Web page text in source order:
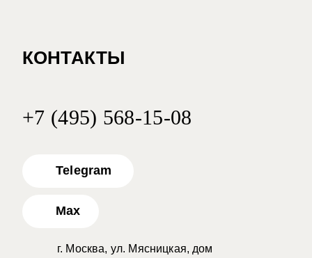
КОНТАКТЫ
+7 (495) 568-15-08
Telegram
Max
г. Москва, ул. Мясницкая, дом